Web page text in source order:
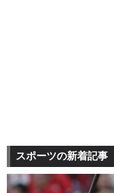
スポーツの新着記事